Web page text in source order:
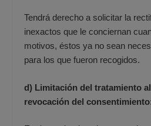
Tendrá derecho a solicitar la
inexactos que le conciernan
motivos, éstos ya no sean
para los que fueron recogidos.
d) Limitación del tratamiento
revocación del